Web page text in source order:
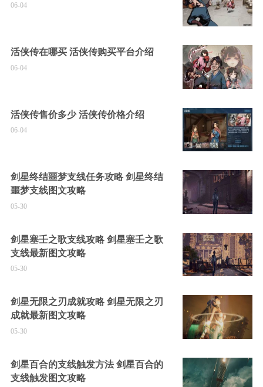
06-04
活侠传在哪买 活侠传购买平台介绍
06-04
活侠传售价多少 活侠传价格介绍
06-04
剑星终结噩梦支线任务攻略 剑星终结
噩梦支线图文攻略
05-30
剑星塞壬之歌支线攻略 剑星塞壬之歌
支线最新图文攻略
05-30
剑星无限之刃成就攻略 剑星无限之刃
成就最新图文攻略
05-30
剑星百合的支线触发方法 剑星百合的
支线触发图文攻略